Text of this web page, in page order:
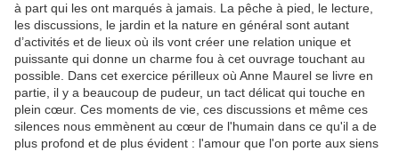
à part qui les ont marqués à jamais. La pêche à pied, le lecture,
les discussions, le jardin et la nature en général sont autant
d’activités et de lieux où ils vont créer une relation unique et
puissante qui donne un charme fou à cet ouvrage touchant au
possible. Dans cet exercice périlleux où Anne Maurel se livre en
partie, il y a beaucoup de pudeur, un tact délicat qui touche en
plein cœur. Ces moments de vie, ces discussions et même ces
silences nous emmènent au cœur de l'humain dans ce qu'il a de
plus profond et de plus évident : l'amour que l'on porte aux siens